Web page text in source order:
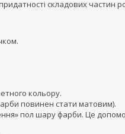
складових частин
кольору.
повинен стати матовим).
пол шару фарби. Це